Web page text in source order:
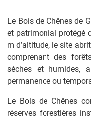
Le Bois de Chênes de
et patrimonial protégé
m d’altitude, le site
comprenant des
sèches et humides,
permanence ou
Le Bois de Chênes
réserves forestières